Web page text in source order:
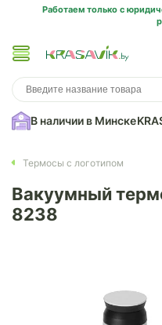
Работаем только с
В наличии в Минске
Термосы с логотипом
Вакуумный
8238